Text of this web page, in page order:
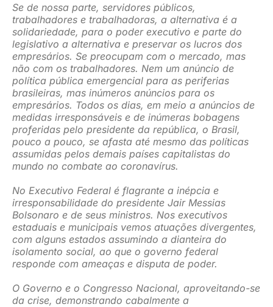
Se de nossa parte, servidores públicos,
trabalhadores e trabalhadoras, a alternativa é a
solidariedade, para o poder executivo e parte do
legislativo a alternativa e preservar os lucros dos
empresários. Se preocupam com o mercado, mas
não com os trabalhadores. Nem um anúncio de
política pública emergencial para as periferias
brasileiras, mas inúmeros anúncios para os
empresários. Todos os dias, em meio a anúncios de
medidas irresponsáveis e de inúmeras bobagens
proferidas pelo presidente da república, o Brasil,
pouco a pouco, se afasta até mesmo das políticas
assumidas pelos demais países capitalistas do
mundo no combate ao coronavírus.
No Executivo Federal é flagrante a inépcia e
irresponsabilidade do presidente Jair Messias
Bolsonaro e de seus ministros. Nos executivos
estaduais e municipais vemos atuações divergentes,
com alguns estados assumindo a dianteira do
isolamento social, ao que o governo federal
responde com ameaças e disputa de poder.
O Governo e o Congresso Nacional, aproveitando-se
da crise, demonstrando cabalmente a